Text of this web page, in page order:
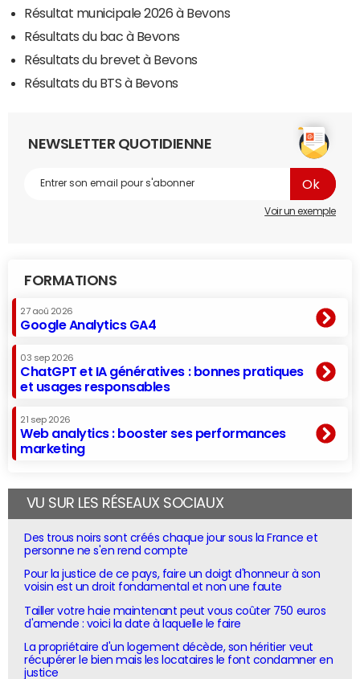
Résultat municipale 2026 à Bevons
Résultats du bac à Bevons
Résultats du brevet à Bevons
Résultats du BTS à Bevons
NEWSLETTER QUOTIDIENNE
Voir un exemple
FORMATIONS
27 aoû 2026
Google Analytics GA4
03 sep 2026
ChatGPT et IA génératives : bonnes pratiques
et usages responsables
21 sep 2026
Web analytics : booster ses performances
marketing
VU SUR LES RÉSEAUX SOCIAUX
Des trous noirs sont créés chaque jour sous la France et
personne ne s'en rend compte
Pour la justice de ce pays, faire un doigt d'honneur à son
voisin est un droit fondamental et non une faute
Tailler votre haie maintenant peut vous coûter 750 euros
d'amende : voici la date à laquelle le faire
La propriétaire d'un logement décède, son héritier veut
récupérer le bien mais les locataires le font condamner en
justice